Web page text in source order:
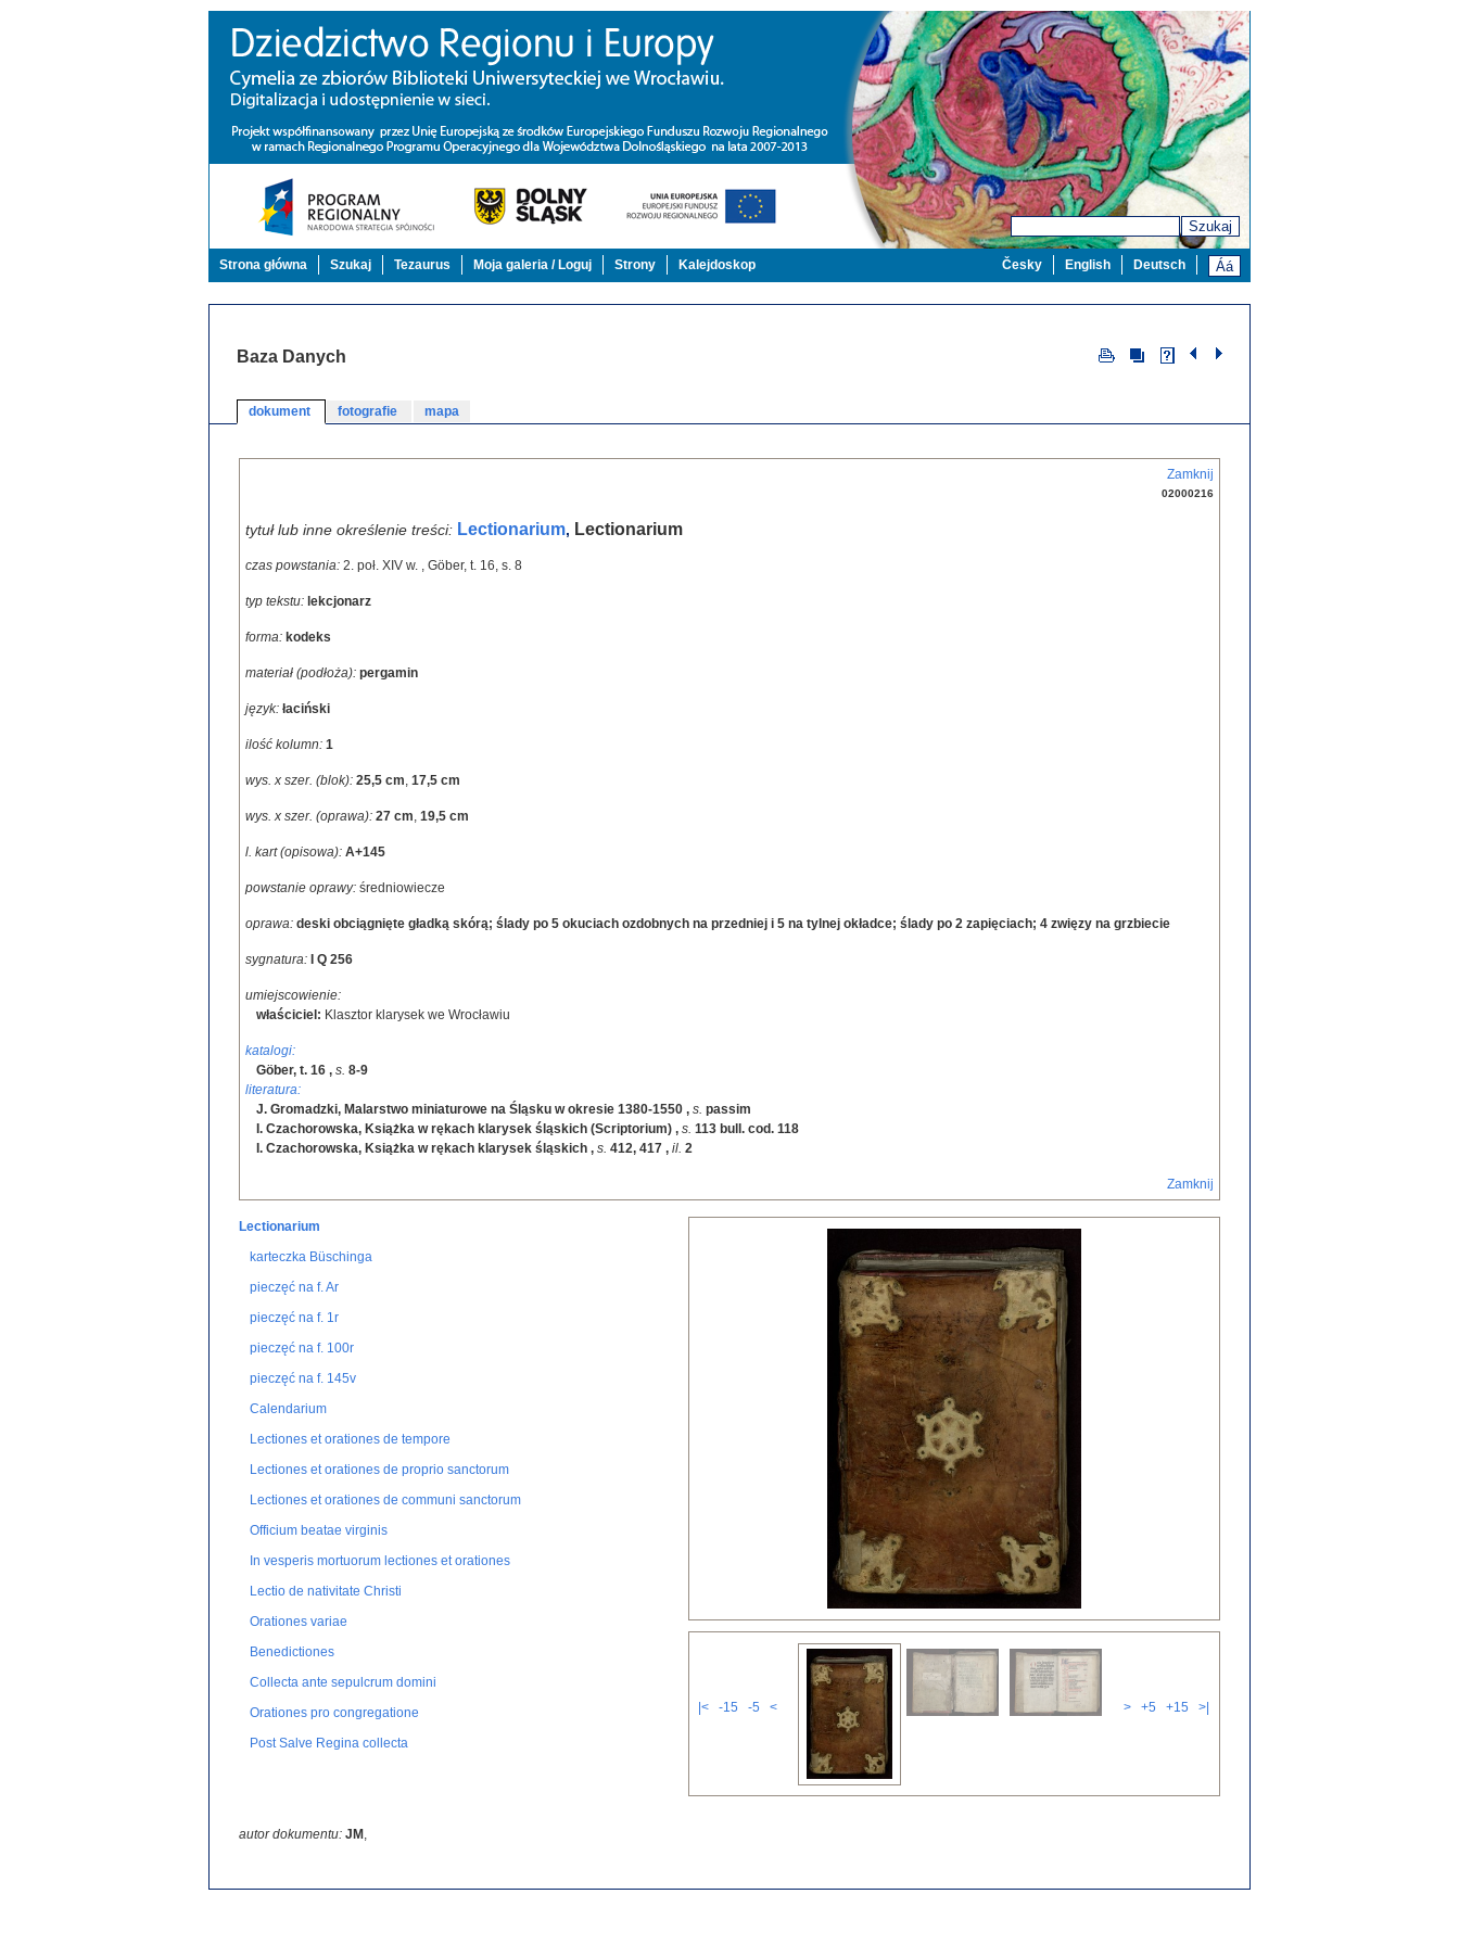
Szukaj
Strona główna Szukaj Tezaurus Moja galeria / Loguj Strony Kalejdoskop Deutsch
English
Česky
Baza Danych
dokument fotografie mapa
Zamknij
02000216
tytuł lub inne określenie treści: Lectionarium, Lectionarium
czas powstania: 2. poł. XIV w. , Göber, t. 16, s. 8
typ tekstu: lekcjonarz
forma: kodeks
materiał (podłoża): pergamin
język: łaciński
ilość kolumn: 1
wys. x szer. (blok): 25,5 cm, 17,5 cm
wys. x szer. (oprawa): 27 cm, 19,5 cm
l. kart (opisowa): A+145
powstanie oprawy: średniowiecze
oprawa: deski obciągnięte gładką skórą; ślady po 5 okuciach ozdobnych na przedniej i 5 na tylnej okładce; ślady po 2 zapięciach; 4 zwięzy na grzbiecie
sygnatura: I Q 256
umiejscowienie:
właściciel: Klasztor klarysek we Wrocławiu
katalogi:
Göber, t. 16 , s. 8-9
literatura:
J. Gromadzki, Malarstwo miniaturowe na Śląsku w okresie 1380-1550 , s. passim
I. Czachorowska, Książka w rękach klarysek śląskich (Scriptorium) , s. 113 bull. cod. 118
I. Czachorowska, Książka w rękach klarysek śląskich , s. 412, 417 , il. 2
Zamknij
Lectionarium
karteczka Büschinga
pieczęć na f. Ar
pieczęć na f. 1r
pieczęć na f. 100r
pieczęć na f. 145v
Calendarium
Lectiones et orationes de tempore
Lectiones et orationes de proprio sanctorum
Lectiones et orationes de communi sanctorum
Officium beatae virginis
In vesperis mortuorum lectiones et orationes
Lectio de nativitate Christi
Orationes variae
Benedictiones
Collecta ante sepulcrum domini
Orationes pro congregatione
Post Salve Regina collecta
|< -15 -5 < > +5 +15 >|
autor dokumentu: JM ,